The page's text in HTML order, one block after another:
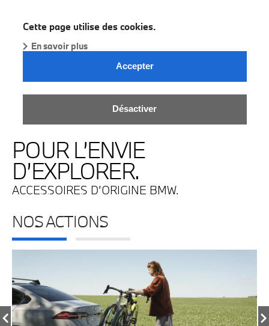
Cette page utilise des cookies.
En savoir plus
Accepter
Désactiver
POUR L’ENVIE
D’EXPLORER.
ACCESSOIRES D’ORIGINE BMW.
NOS ACTIONS